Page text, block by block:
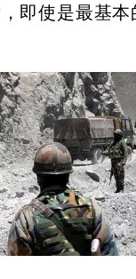
即使是最基